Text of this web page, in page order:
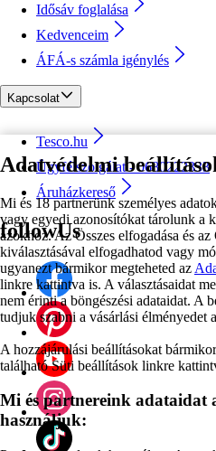
Adatvédelmi
Mi és 18 partnerünk személyes
vagy egyedi azonosítókat tárolunk a
azokhoz. Az Összes elfogadása és
kiválasztásával elfogadhatod vagy
ugyanezt bármikor megteheted az
linkre kattintva is. A választásaidat
nem érinti a böngészési adataidat. A
tudjuk szabni a vásárlási élményedet
A hozzájárulási beállításokat
található Süti beállítások linkre
Mi és partnereink adataidat
használjuk:
Idősáv foglalása
Kedvenceim
ÁFÁ-s számla igénylés
Kapcsolat
Tesco.hu
Ügyfélszolgálat - 0680222333
Áruházkereső
followUs